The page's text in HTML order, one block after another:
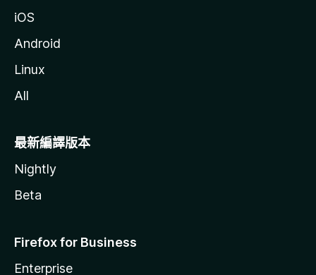
iOS
Android
Linux
All
最新編譯版本
Nightly
Beta
Firefox for Business
Enterprise